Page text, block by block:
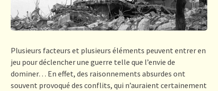
Plusieurs facteurs et plusieurs éléments peuvent entrer en
jeu pour déclencher une guerre telle que l’envie de
dominer… En effet, des raisonnements absurdes ont
souvent provoqué des conflits, qui n’auraient certainement